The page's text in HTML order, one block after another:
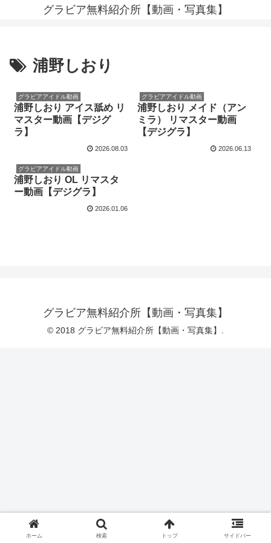
グラビア無料紹介所【動画・写真集】
浦野しおり
グラビアアイドル動画
浦野しおり アイス舐め リ
マスター動画【デジグ
ラ】
2026.08.03
グラビアアイドル動画
浦野しおり メイド（アン
ミラ） リマスター動画
【デジグラ】
2026.06.13
グラビアアイドル動画
浦野しおり OL リマスタ
ー動画【デジグラ】
2026.01.06
グラビア無料紹介所【動画・写真集】
© 2018 グラビア無料紹介所【動画・写真集】.
ホーム 検索 トップ サイドバー